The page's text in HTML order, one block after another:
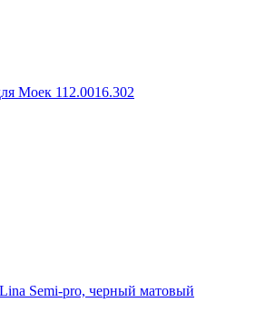
Моек 112.0016.302
Semi-pro, черный матовый